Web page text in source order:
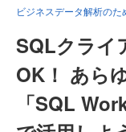
ビジネスデータ解析のた
SQLクライ
OK！ あら
「SQL